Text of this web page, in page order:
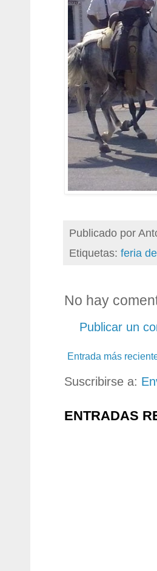
Publicado por
Etiquetas: feria
No hay
Publicar un
Entrada más
Suscribirse a:
ENTRADAS